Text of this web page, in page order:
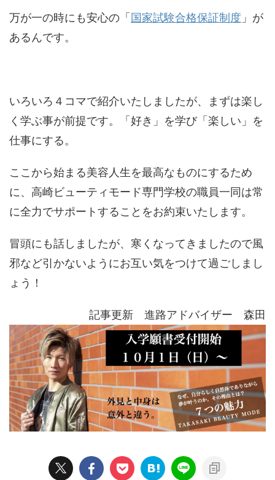
万が一の時にも安心の「 国家試験合格保証制度 」が
あるんです。
いろいろ４コマで紹介いたしましたが、まずは楽し
く学ぶ事が前提です。「好き」を学び「楽しい」を
仕事にする。
ここから始まる美容人生を最高なものにするため
に、高崎ビューティモード専門学校の職員一同は常
に全力でサポートすることをお約束いたします。
冒頭にも話しましたが、寒くなってきましたので風
邪など引かないようにお互い気をつけて過ごしまし
ょう！
記事更新 進路アドバイザー 森田